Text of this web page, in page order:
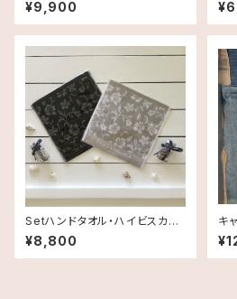
ット オーガニックショッピングバ
ッグ サーファーガール
¥9,900
限
Setハンドタオル・ハイビスカス
柄《HAWAII限定》DEAN＆DEL
UCA HAWAII ディーン＆デルー
カ
¥8,800
キ
TE
＆デルー
ト